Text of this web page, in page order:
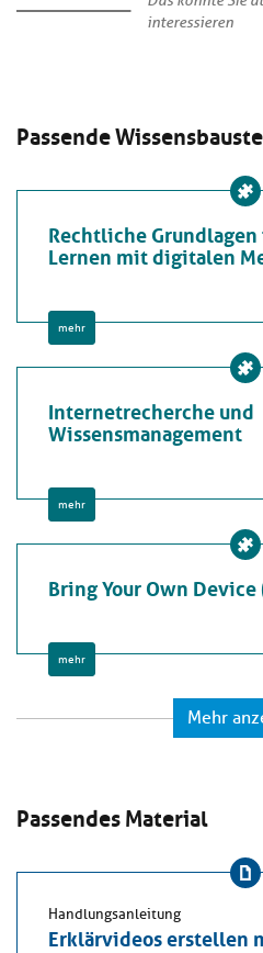
interessieren
Passende
Rechtliche
Lernen mit digitalen
mehr
Internetrecherche und
Wissensmanagement
mehr
Bring Your Own Device
mehr
Mehr
Passendes Material
Handlungsanleitung
Erklärvideos erstellen